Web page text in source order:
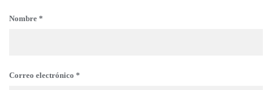
Nombre *
Correo electrónico *